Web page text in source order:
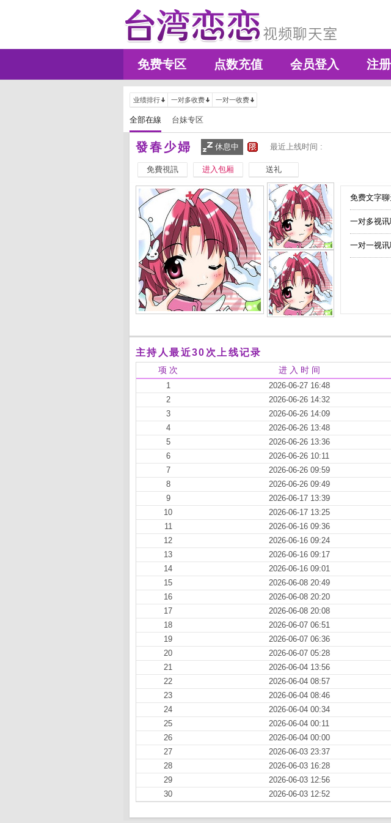
免费专区 点数充值 会员登入 注
业绩排行 一对多收费 一对一收费
全部在線 台妹专区
發春少婦 休息中 最近上线时间 :
免費視訊 进入包厢 送礼
免费文字
一对多视
一对一视
主持人最近30次上线记录
项 次 进 入 时 间
1 2026-06-27 16:48
2
2026-06-26 14:32
3
2026-06-26 14:09
4
2026-06-26 13:48
5
2026-06-26 13:36
6
2026-06-26 10:11
7
2026-06-26 09:59
8
2026-06-26 09:49
9
2026-06-17 13:39
10
2026-06-17 13:25
11
2026-06-16 09:36
12
2026-06-16 09:24
13
2026-06-16 09:17
14
2026-06-16 09:01
15
2026-06-08 20:49
16
2026-06-08 20:20
17
2026-06-08 20:08
18
2026-06-07 06:51
19
2026-06-07 06:36
20
2026-06-07 05:28
21
2026-06-04 13:56
22
2026-06-04 08:57
23
2026-06-04 08:46
24
2026-06-04 00:34
25
2026-06-04 00:11
26
2026-06-04 00:00
27
2026-06-03 23:37
28
2026-06-03 16:28
29
2026-06-03 12:56
30
2026-06-03 12:52